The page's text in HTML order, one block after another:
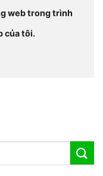
web trong trình
của tôi.